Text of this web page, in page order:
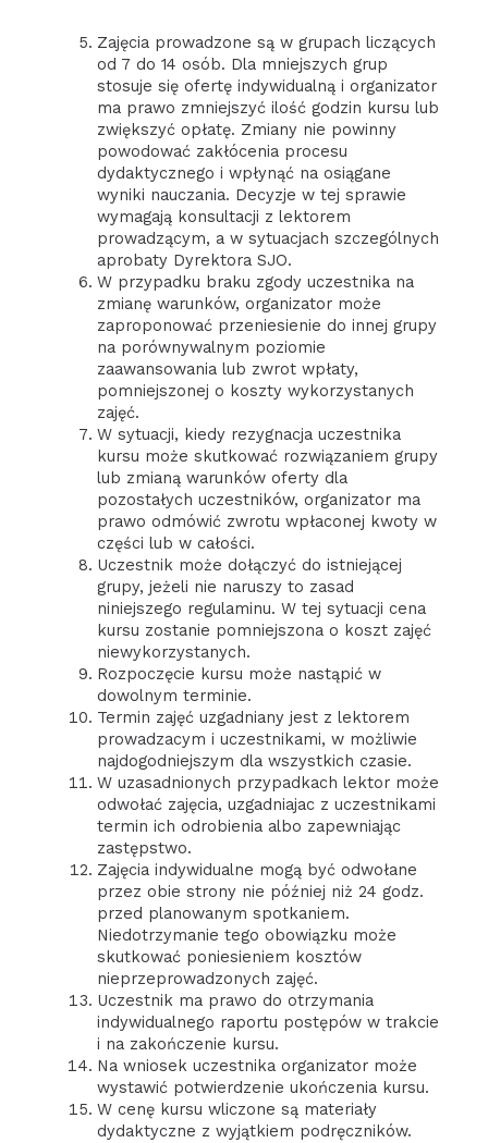
Zajęcia prowadzone są w grupach liczących
od 7 do 14 osób. Dla mniejszych grup
stosuje się ofertę indywidualną i organizator
ma prawo zmniejszyć ilość godzin kursu lub
zwiększyć opłatę. Zmiany nie powinny
powodować zakłócenia procesu
dydaktycznego i wpłynąć na osiągane
wyniki nauczania. Decyzje w tej sprawie
wymagają konsultacji z lektorem
prowadzącym, a w sytuacjach szczególnych
aprobaty Dyrektora SJO.
W przypadku braku zgody uczestnika na
zmianę warunków, organizator może
zaproponować przeniesienie do innej grupy
na porównywalnym poziomie
zaawansowania lub zwrot wpłaty,
pomniejszonej o koszty wykorzystanych
zajęć.
W sytuacji, kiedy rezygnacja uczestnika
kursu może skutkować rozwiązaniem grupy
lub zmianą warunków oferty dla
pozostałych uczestników, organizator ma
prawo odmówić zwrotu wpłaconej kwoty w
części lub w całości.
Uczestnik może dołączyć do istniejącej
grupy, jeżeli nie naruszy to zasad
niniejszego regulaminu. W tej sytuacji cena
kursu zostanie pomniejszona o koszt zajęć
niewykorzystanych.
Rozpoczęcie kursu może nastąpić w
dowolnym terminie.
Termin zajęć uzgadniany jest z lektorem
prowadzacym i uczestnikami, w możliwie
najdogodniejszym dla wszystkich czasie.
W uzasadnionych przypadkach lektor może
odwołać zajęcia, uzgadniajac z uczestnikami
termin ich odrobienia albo zapewniając
zastępstwo.
Zajęcia indywidualne mogą być odwołane
przez obie strony nie później niż 24 godz.
przed planowanym spotkaniem.
Niedotrzymanie tego obowiązku może
skutkować poniesieniem kosztów
nieprzeprowadzonych zajęć.
Uczestnik ma prawo do otrzymania
indywidualnego raportu postępów w trakcie
i na zakończenie kursu.
Na wniosek uczestnika organizator może
wystawić potwierdzenie ukończenia kursu.
W cenę kursu wliczone są materiały
dydaktyczne z wyjątkiem podręczników.